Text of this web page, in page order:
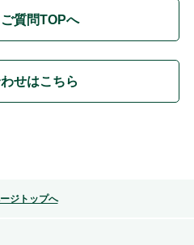
質問TOPへ
せはこちら
ジトップへ